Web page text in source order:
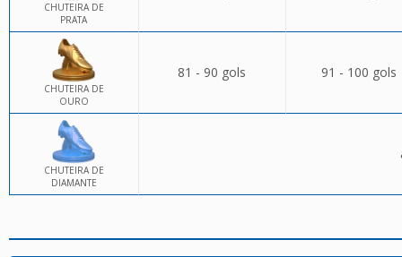
CHUTEIRA DE
PRATA
CHUTEIRA DE
OURO
81 - 90 gols 91 - 100 gols
CHUTEIRA DE
DIAMANTE